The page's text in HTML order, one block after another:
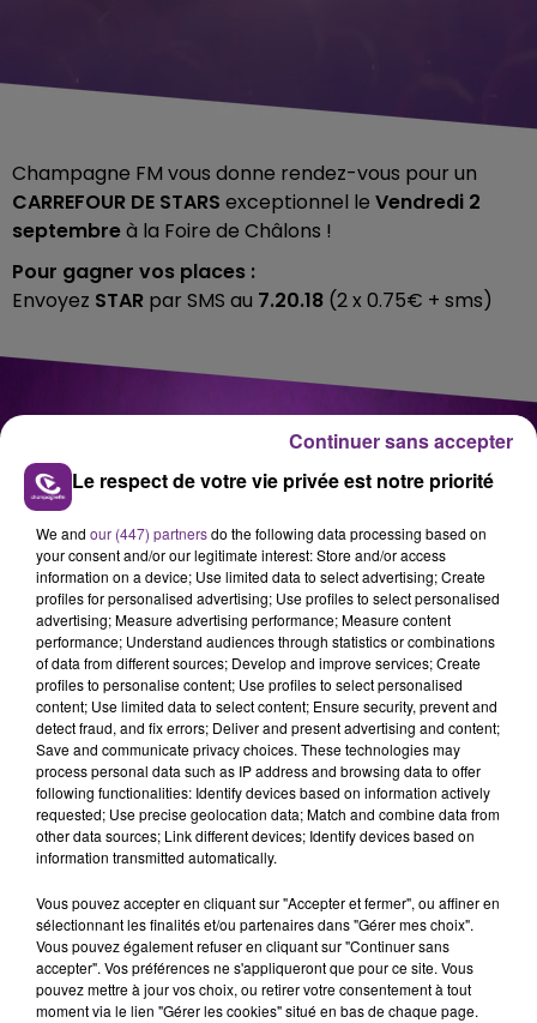
Champagne FM vous donne rendez-vous pour un
CARREFOUR DE STARS exceptionnel le Vendredi 2
septembreà la Foire de Châlons !
Pour gagner vos places :
Envoyez STAR par SMS au 7.20.18 (2 x 0.75€ + sms)
AVEC
CLAUDIO CAPÉO
Le respect de votre vie privée est notre priorité
We and our (447) partnersdo the following data processing based on
your consent and/or our legitimate interest: Store and/or access
information on a device; Use limited data to select advertising; Create
profiles for personalised advertising; Use profiles to select personalised
advertising; Measure advertising performance; Measure content
performance; Understand audiences through statistics or combinations
of data from different sources; Develop and improve services; Create
profiles to personalise content; Use profiles to select personalised
content; Use limited data to select content; Ensure security, prevent and
detect fraud, and fix errors; Deliver and present advertising and content;
Save and communicate privacy choices. These technologies may
process personal data such as IP address and browsing data to offer
following functionalities: Identify devices based on information actively
requested; Use precise geolocation data; Match and combine data from
other data sources; Link different devices; Identify devices based on
information transmitted automatically.
Vous pouvez accepter en cliquant sur "Accepter et fermer", ou affiner en
sélectionnant les finalités et/ou partenaires dans "Gérer mes choix".
Vous pouvez également refuser en cliquant sur "Continuer sans
accepter". Vos préférences ne s'appliqueront que pour ce site. Vous
pouvez mettre à jour vos choix, ou retirer votre consentement à tout
moment via le lien "Gérer les cookies" situé en bas de chaque page.
Continuer sans accepter